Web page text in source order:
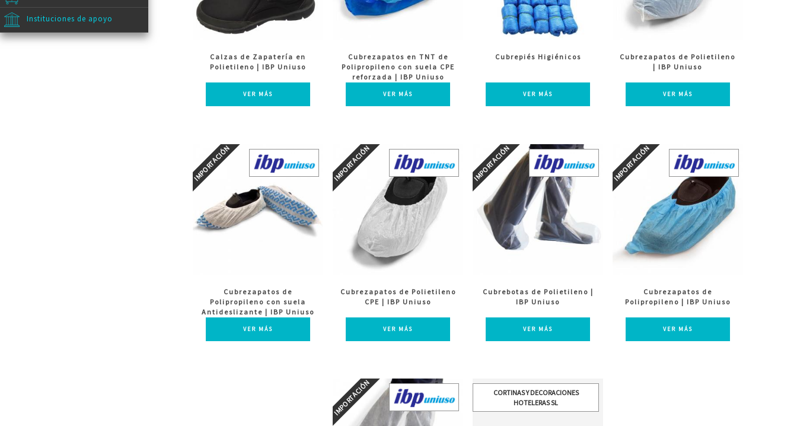
Instituciones de apoyo
Calzas de Zapatería en
Polietileno | IBP Uniuso
VER MÁS
Cubrezapatos en TNT de
Polipropileno con suela CPE
reforzada | IBP Uniuso
VER MÁS
Cubrepiés Higiénicos
VER MÁS
Cubrezapatos de Polietileno
| IBP Uniuso
VER MÁS
Cubrezapatos de
Polipropileno con suela
Antideslizante | IBP Uniuso
VER MÁS
Cubrezapatos de Polietileno
CPE | IBP Uniuso
VER MÁS
Cubrebotas de Polietileno |
IBP Uniuso
VER MÁS
Cubrezapatos de
Polipropileno | IBP Uniuso
VER MÁS
CORTINAS Y DECORACIONES
HOTELERAS SL